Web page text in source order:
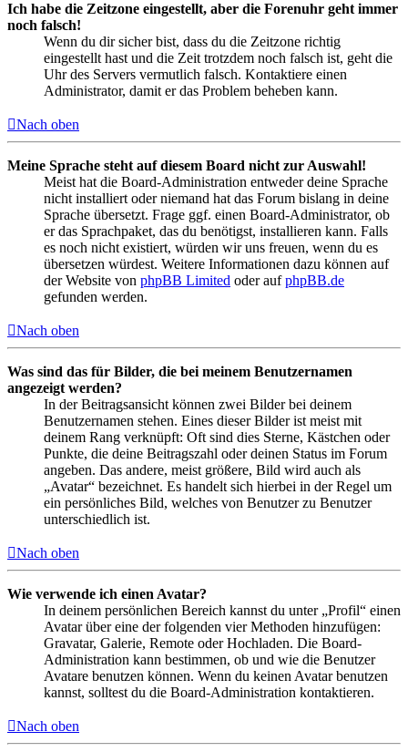
Ich habe die Zeitzone eingestellt, aber die Forenuhr geht immer
noch falsch!
Wenn du dir sicher bist, dass du die Zeitzone richtig
eingestellt hast und die Zeit trotzdem noch falsch ist, geht die
Uhr des Servers vermutlich falsch. Kontaktiere einen
Administrator, damit er das Problem beheben kann.
Nach oben
Meine Sprache steht auf diesem Board nicht zur Auswahl!
Meist hat die Board-Administration entweder deine Sprache
nicht installiert oder niemand hat das Forum bislang in deine
Sprache übersetzt. Frage ggf. einen Board-Administrator, ob
er das Sprachpaket, das du benötigst, installieren kann. Falls
es noch nicht existiert, würden wir uns freuen, wenn du es
übersetzen würdest. Weitere Informationen dazu können auf
der Website von phpBB Limited oder aufphpBB.de
gefunden werden.
Nach oben
Was sind das für Bilder, die bei meinem Benutzernamen
angezeigt werden?
In der Beitragsansicht können zwei Bilder bei deinem
Benutzernamen stehen. Eines dieser Bilder ist meist mit
deinem Rang verknüpft: Oft sind dies Sterne, Kästchen oder
Punkte, die deine Beitragszahl oder deinen Status im Forum
angeben. Das andere, meist größere, Bild wird auch als
„Avatar“ bezeichnet. Es handelt sich hierbei in der Regel um
ein persönliches Bild, welches von Benutzer zu Benutzer
unterschiedlich ist.
Nach oben
Wie verwende ich einen Avatar?
In deinem persönlichen Bereich kannst du unter „Profil“ einen
Avatar über eine der folgenden vier Methoden hinzufügen:
Gravatar, Galerie, Remote oder Hochladen. Die Board-
Administration kann bestimmen, ob und wie die Benutzer
Avatare benutzen können. Wenn du keinen Avatar benutzen
kannst, solltest du die Board-Administration kontaktieren.
Nach oben